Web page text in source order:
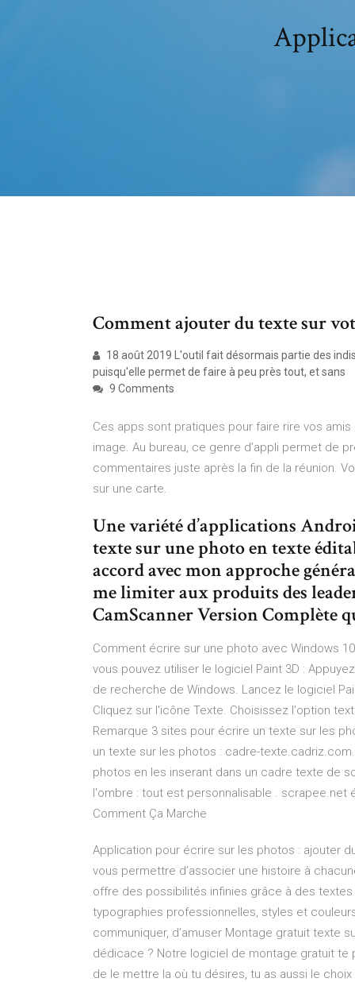
Comment ajouter du texte sur
18 août 2019 L'outil fait désormais partie des
puisqu'elle permet de faire à peu près tout, et sans
9 Comments
Ces apps sont pratiques pour faire rire vos
image. Au bureau, ce genre d’appli permet de
commentaires juste après la fin de la réunion.
sur une carte.
Une variété d’applications
texte sur une photo en texte
accord avec mon approche
me limiter aux produits des
CamScanner Version Complète
Comment écrire sur une photo avec Windows
vous pouvez utiliser le logiciel Paint 3D :
de recherche de Windows. Lancez le logiciel
Cliquez sur l'icône Texte. Choisissez l'option
Remarque 3 sites pour écrire un texte sur les
un texte sur les photos : cadre-
photos en les inserant dans un cadre texte de
l'ombre : tout est personnalisable . scrapee.net
Comment Ça Marche
Application pour écrire sur les photos : ajouter
vous permettre d’associer une histoire à
offre des possibilités infinies grâce à des
typographies professionnelles, styles et
communiquer, d’amuser Montage gratuit texte
dédicace ? Notre logiciel de montage gratuit
de le mettre la où tu désires, tu as aussi le